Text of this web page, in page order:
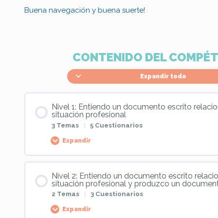
Buena navegación y buena suerte!
CONTENIDO DEL
Expandir todo
Nivel 1: Entiendo un documento escrito
situación profesional
3 Temas | 5 Cuestionarios
Expandir
0% COMPLETADO 0/3 Steps
Documentos profesionales
Nivel 2: Entiendo un documento escrito
situación profesional y produzco un
2 Temas 3 Cuestionarios
Expandir